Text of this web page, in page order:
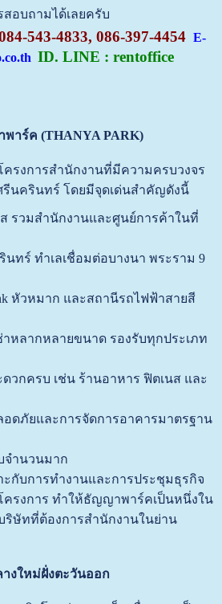
อบถามได้เลยครับ
543-4833, 086-397-4454 E-
ID. LINE : rentoffice
าร์ค (THANYA PARK)
รงการสำนักงานที่มีความครบวงจร
นครินทร์ โดยมีจุดเด่นสำคัญดังนี้
รวมสำนักงานและศูนย์การค้าในที่
ทร์ ทำเลเชื่อมต่อบางนา พระราม 9
หัวหมาก และสถานีรถไฟฟ้าสายสี
หลากหลายขนาด รองรับทุกประเภท
วกครบ เช่น ร้านอาหาร ฟิตเนส และ
ดภัยและการจัดการอาคารมาตรฐาน
จำนวนมาก
กับการทำงานและการประชุมธุรกิจ
ครงการ ทำให้ธัญญาพาร์คเป็นหนึ่งใน
ริษัทที่ต้องการสำนักงานในย่าน
งใหม่ฝั่งตะวันออก